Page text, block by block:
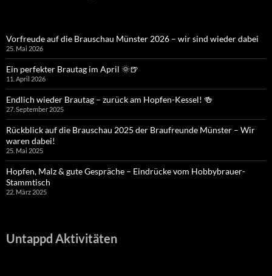
Vorfreude auf die Brauschau Münster 2026 – wir sind wieder dabei
25. Mai 2026
Ein perfekter Brautag im April 🌞🍺
11. April 2026
Endlich wieder Brautag – zurück am Hopfen-Kessel! 🍻
27. September 2025
Rückblick auf die Brauschau 2025 der Braufreunde Münster – Wir
waren dabei!
25. Mai 2025
Hopfen, Malz & gute Gespräche – Eindrücke vom Hobbybrauer-
Stammtisch
22. März 2025
Untappd Aktivitäten